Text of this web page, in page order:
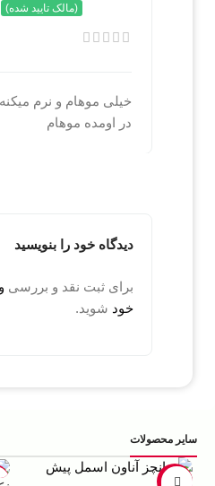
(مالک تایید شده)
خیلی موهام و نرم
در اومده موهام
دیدگاه خود را بنویسید
برای ثبت نقد و بررسی
خود شوید.
سایر محصولات
-13%